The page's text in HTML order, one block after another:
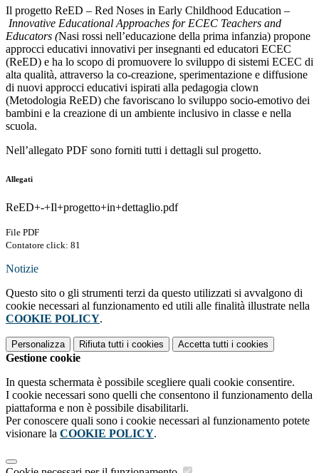
Il progetto ReED – Red Noses in Early Childhood Education –
Innovative Educational Approaches for ECEC Teachers and
Educators (Nasi rossi nell’educazione della prima infanzia) propone
approcci educativi innovativi per insegnanti ed educatori ECEC
(ReED) e ha lo scopo di promuovere lo sviluppo di sistemi ECEC di
alta qualità, attraverso la co-creazione, sperimentazione e diffusione
di nuovi approcci educativi ispirati alla pedagogia clown
(Metodologia ReED) che favoriscano lo sviluppo socio-emotivo dei
bambini e la creazione di un ambiente inclusivo in classe e nella
scuola.
Nell’allegato PDF sono forniti tutti i dettagli sul progetto.
Allegati
ReED+-+Il+progetto+in+dettaglio.pdf
File PDF
Contatore click: 81
Notizie
Questo sito o gli strumenti terzi da questo utilizzati si avvalgono di
cookie necessari al funzionamento ed utili alle finalità illustrate nella
COOKIE POLICY.
Personalizza Rifiuta tutti i cookies Accetta tutti i cookies
Gestione cookie
In questa schermata è possibile scegliere quali cookie consentire.
I cookie necessari sono quelli che consentono il funzionamento della
piattaforma e non è possibile disabilitarli.
Per conoscere quali sono i cookie necessari al funzionamento potete
visionare la COOKIE POLICY.